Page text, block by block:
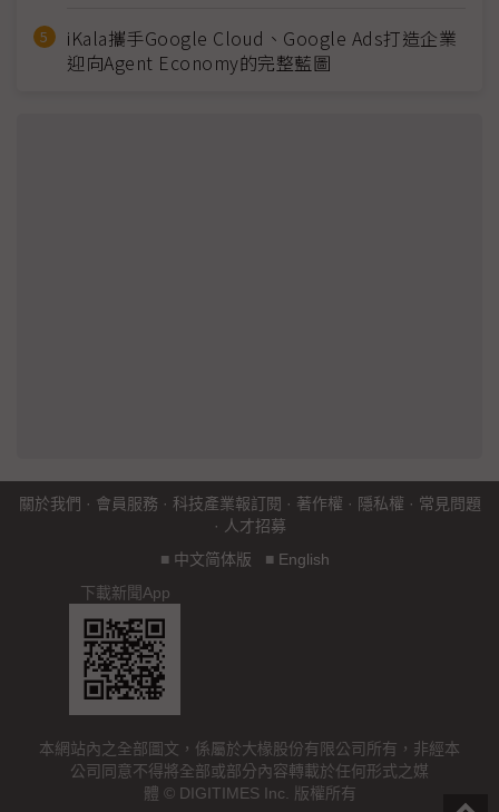
iKala攜手Google Cloud、Google Ads打造企業
迎向Agent Economy的完整藍圖
關於我們 · 會員服務 · 科技產業報訂閱 · 著作權 · 隱私權 · 常見問題
· 人才招募
■ 中文简体版 ■ English
下載新聞App
本網站內之全部圖文，係屬於大椽股份有限公司所有，非經本
公司同意不得將全部或部分內容轉載於任何形式之媒
體 © DIGITIMES Inc. 版權所有